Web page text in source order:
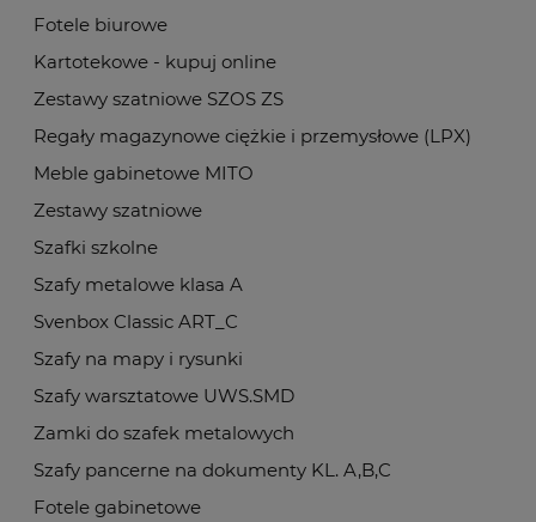
Fotele biurowe
Kartotekowe - kupuj online
Zestawy szatniowe SZOS ZS
Regały magazynowe ciężkie i przemysłowe (LPX)
Meble gabinetowe MITO
Zestawy szatniowe
Szafki szkolne
Szafy metalowe klasa A
Svenbox Classic ART_C
Szafy na mapy i rysunki
Szafy warsztatowe UWS.SMD
Zamki do szafek metalowych
Szafy pancerne na dokumenty KL. A,B,C
Fotele gabinetowe